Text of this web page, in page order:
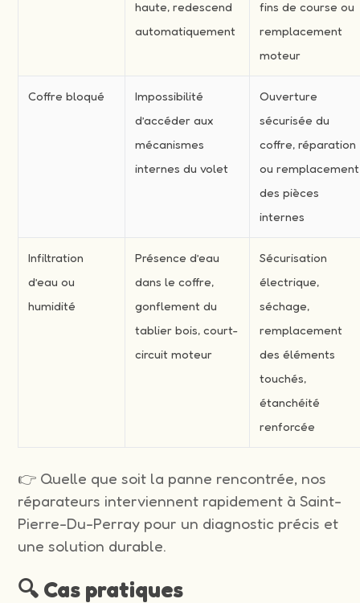
haute, redescend
automatiquement
fins de course ou
remplacement
moteur
Coffre bloqué
Impossibilité
d’accéder aux
mécanismes
internes du volet
Ouverture
sécurisée du
coffre, réparation
ou remplacement
des pièces
internes
Infiltration
d’eau ou
humidité
Présence d’eau
dans le coffre,
gonflement du
tablier bois, court-
circuit moteur
Sécurisation
électrique,
séchage,
remplacement
des éléments
touchés,
étanchéité
renforcée
👉 Quelle que soit la panne rencontrée, nos
réparateurs interviennent rapidement à Saint-
Pierre-Du-Perray pour un diagnostic précis et
une solution durable.
🔍 Cas pratiques